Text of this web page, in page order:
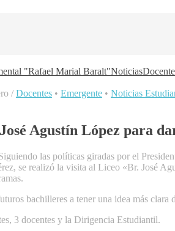
"Rafael Marial Baralt"Noticias
/ Docentes • Emergente • Noticias
Agustín López para
las políticas giradas por el
se realizó la visita al Liceo «Br. José
bachilleres a tener una idea más clara
3 docentes y la Dirigencia Estudiantil.